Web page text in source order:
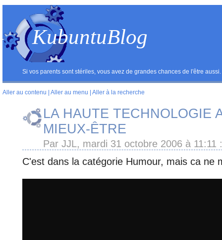
KubuntuBlog
Si vos parents sont stériles, vous avez de grandes chances de l'être aussi.
Aller au contenu Aller au menu Aller à la recherche
LA HAUTE TECHNOLOGIE
MIEUX-ÊTRE
Par JJL, mardi 31 octobre 2006 à 11:11
C'est dans la catégorie Humour, mais ca ne